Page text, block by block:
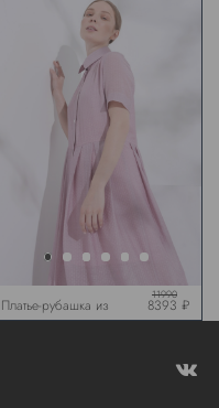
Платье-рубашка из
шёлка, розовая
11990
8393 ₽